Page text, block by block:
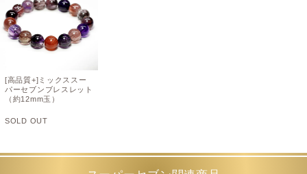
[高品質+]ミックススー
パーセブンブレスレット
（約12mm玉）
SOLD OUT